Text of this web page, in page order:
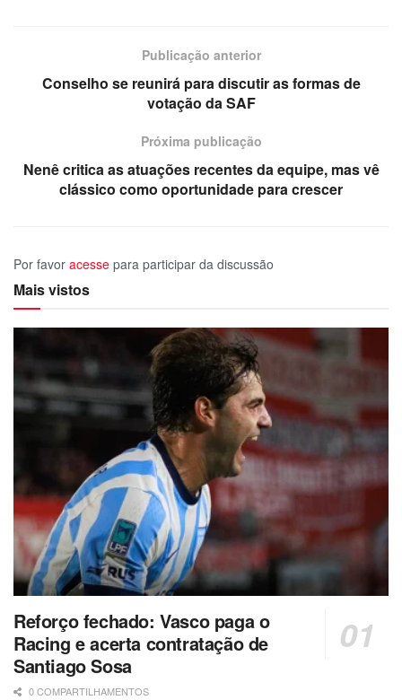
Publicação anterior
Conselho se reunirá para discutir as formas de
votação da SAF
Próxima publicação
Nenê critica as atuações recentes da equipe, mas vê
clássico como oportunidade para crescer
Por favor acesse para participar da discussão
Mais vistos
Reforço fechado: Vasco paga o
Racing e acerta contratação de
Santiago Sosa
0 COMPARTILHAMENTOS